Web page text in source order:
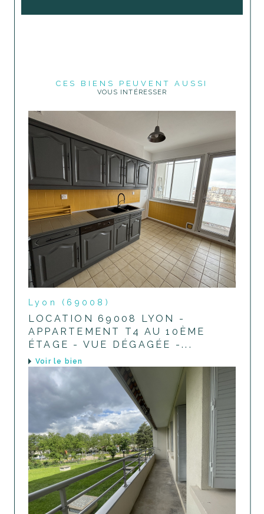
CES BIENS PEUVENT AUSSI
VOUS INTÉRESSER
Lyon (69008)
LOCATION 69008 LYON -
APPARTEMENT T4 AU 10ÈME
ÉTAGE - VUE DÉGAGÉE -...
voir le bien